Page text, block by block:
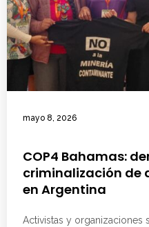
mayo 8, 2026
COP4 Bahamas:
criminalización de
en Argentina
Activistas y organizaciones